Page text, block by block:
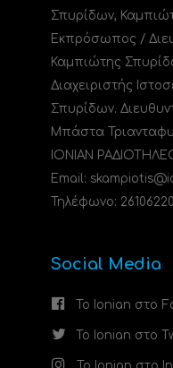
Σπυρίδων,
Εκπρόσωπος /
Καμπιώτης
Διαχειριστής
Σπυρίδων.
Μπάστα
ΙΟΝΙΑΝ
Email:
Τηλέφωνο:
Social Media
Το Ionian στο
Το Ionian στο